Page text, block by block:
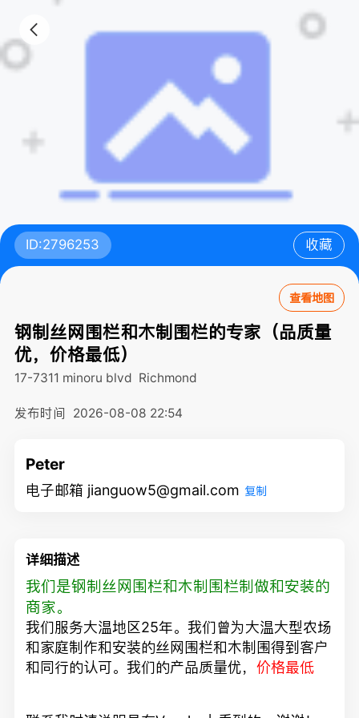
ID:2796253 收藏
查看地图
钢制丝网围栏和木制围栏的专家（品质量
优，价格最低）
17-7311 minoru blvd Richmond
发布时间 2026-08-08 22:54
Peter
电子邮箱 jianguow5@gmail.com 复制
详细描述
我们是钢制丝网围栏和木制围栏制做和安装的
商家。
我们服务大温地区25年。我们曾为大温大型农场
和家庭制作和安装的丝网围栏和木制围得到客户
和同行的认可。我们的产品质量优，价格最低